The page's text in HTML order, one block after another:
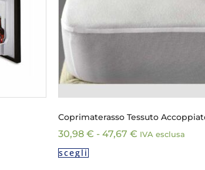
Coprimaterasso Tessuto
30,98 € - 47,67 € IVA esclusa
scegli